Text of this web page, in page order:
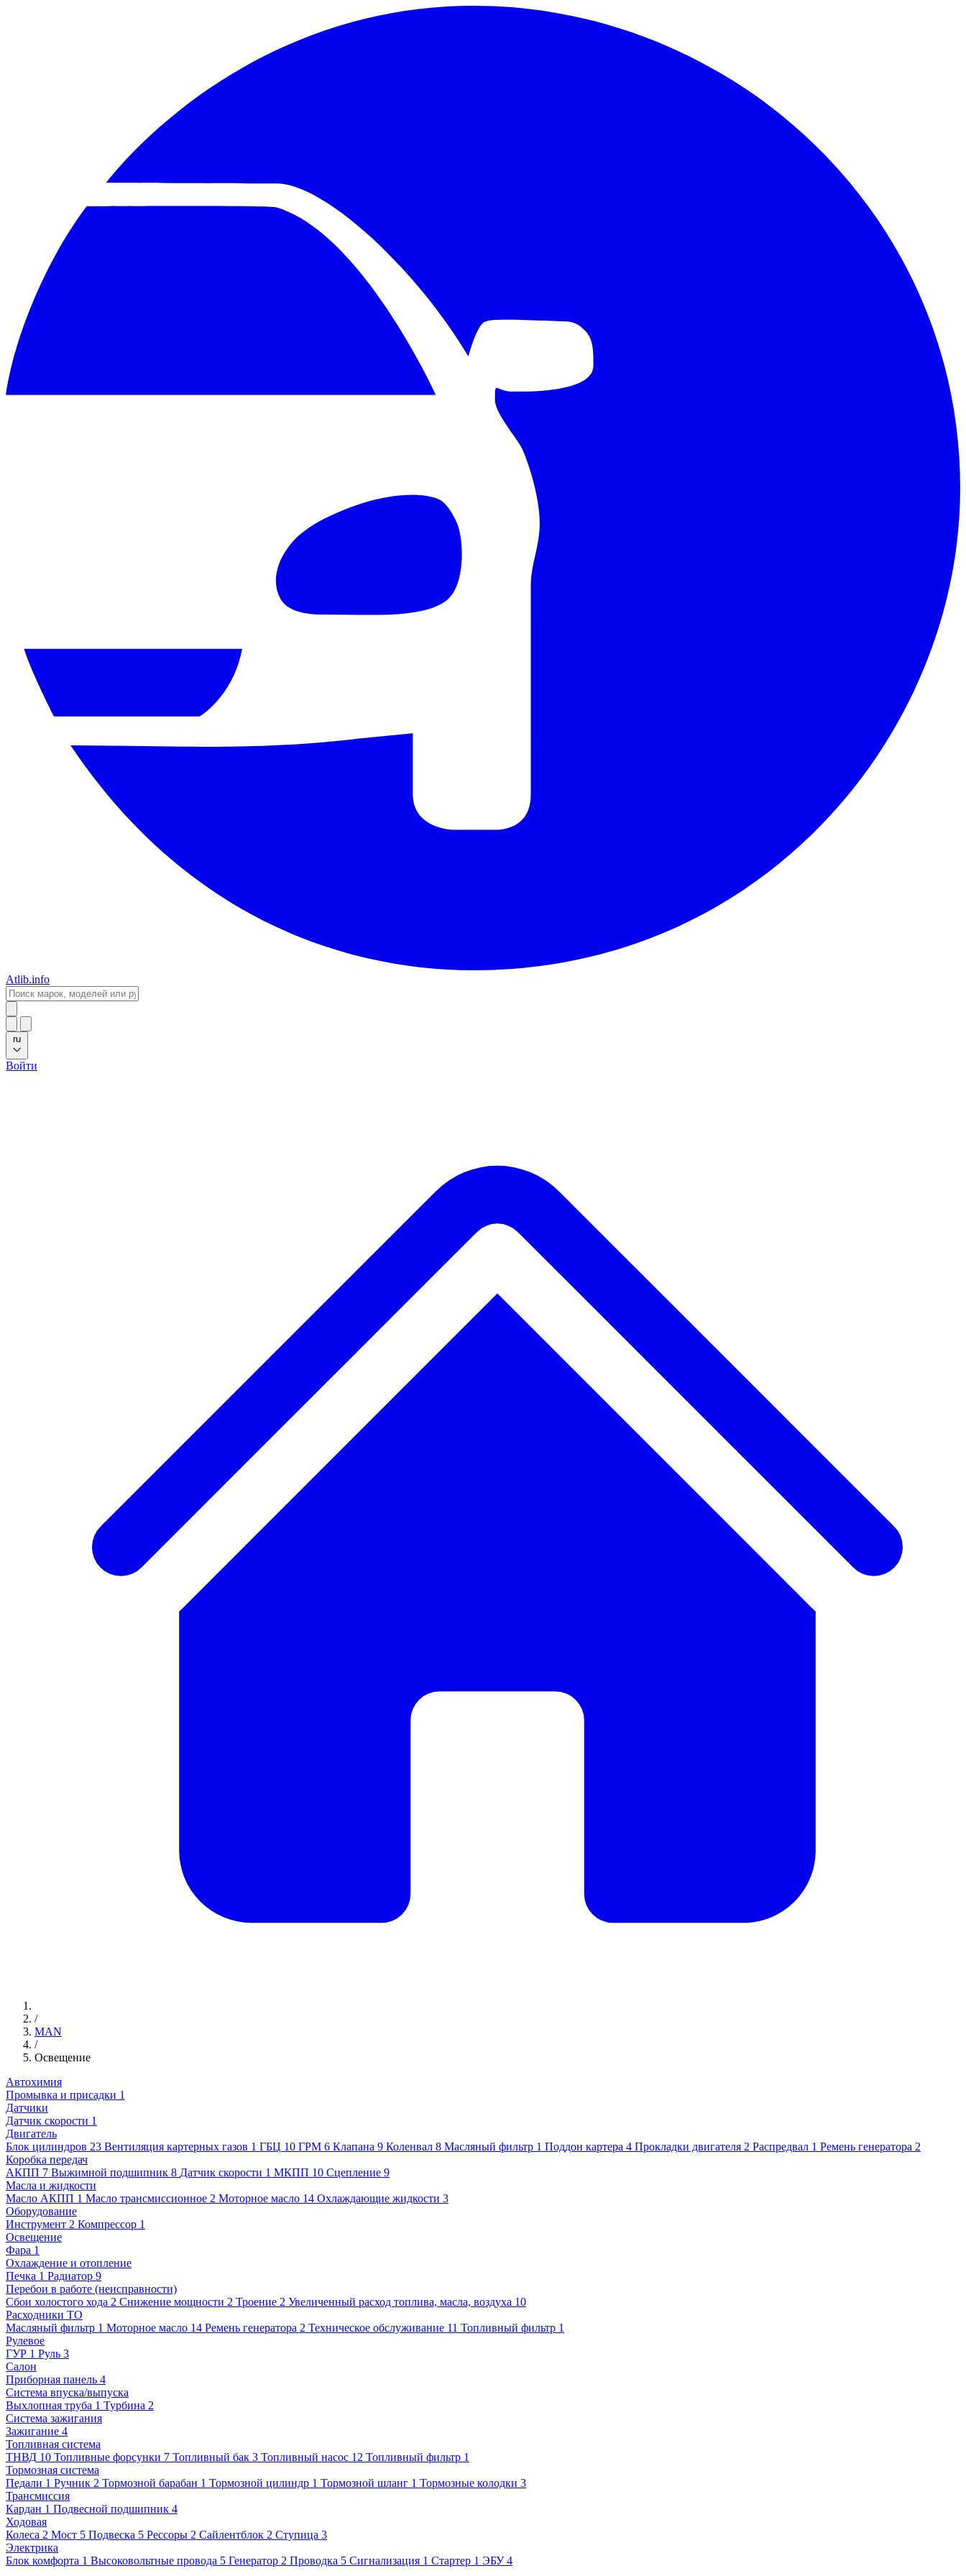
Atlib.info
ru
Войти
/
MAN
/
Освещение
Автохимия
Промывка и присадки 1
Датчики
Датчик скорости 1
Двигатель
Блок цилиндров 23 Вентиляция картерных газов 1 ГБЦ 10 ГРМ 6 Клапана 9 Коленвал 8 Масляный фильтр 1 Поддон картера 4 Прокладки двигателя 2 Распредвал 1 Ремень генератора 2
Коробка передач
АКПП 7 Выжимной подшипник 8 Датчик скорости 1 МКПП 10 Сцепление 9
Масла и жидкости
Масло АКПП 1 Масло трансмиссионное 2 Моторное масло 14 Охлаждающие жидкости 3
Оборудование
Инструмент 2 Компрессор 1
Освещение
Фара 1
Охлаждение и отопление
Печка 1 Радиатор 9
Перебои в работе (неисправности)
Сбои холостого хода 2 Снижение мощности 2 Троение 2 Увеличенный расход топлива, масла, воздуха 10
Расходники ТО
Масляный фильтр 1 Моторное масло 14 Ремень генератора 2 Техническое обслуживание 11 Топливный фильтр 1
Рулевое
ГУР 1 Руль 3
Салон
Приборная панель 4
Система впуска/выпуска
Выхлопная труба 1 Турбина 2
Система зажигания
Зажигание 4
Топливная система
ТНВД 10 Топливные форсунки 7 Топливный бак 3 Топливный насос 12 Топливный фильтр 1
Тормозная система
Педали 1 Ручник 2 Тормозной барабан 1 Тормозной цилиндр 1 Тормозной шланг 1 Тормозные колодки 3
Трансмиссия
Кардан 1 Подвесной подшипник 4
Ходовая
Колеса 2 Мост 5 Подвеска 5 Рессоры 2 Сайлентблок 2 Ступица 3
Электрика
Блок комфорта 1 Высоковольтные провода 5 Генератор 2 Проводка 5 Сигнализация 1 Стартер 1 ЭБУ 4